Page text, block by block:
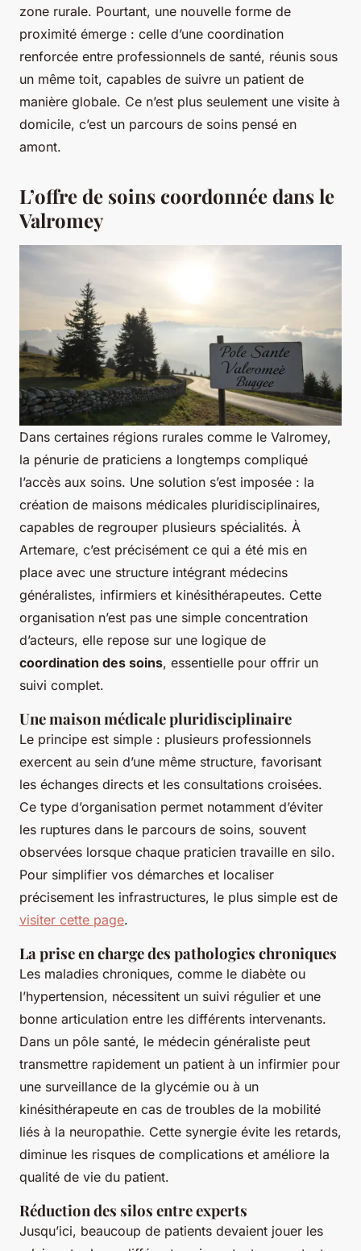
zone rurale. Pourtant, une nouvelle forme de
proximité émerge : celle d’une coordination
renforcée entre professionnels de santé, réunis sous
un même toit, capables de suivre un patient de
manière globale. Ce n’est plus seulement une visite à
domicile, c’est un parcours de soins pensé en
amont.
L’offre de soins coordonnée dans le
Valromey
Dans certaines régions rurales comme le Valromey,
la pénurie de praticiens a longtemps compliqué
l’accès aux soins. Une solution s’est imposée : la
création de maisons médicales pluridisciplinaires,
capables de regrouper plusieurs spécialités. À
Artemare, c’est précisément ce qui a été mis en
place avec une structure intégrant médecins
généralistes, infirmiers et kinésithérapeutes. Cette
organisation n’est pas une simple concentration
d’acteurs, elle repose sur une logique de
coordination des soins, essentielle pour offrir un
suivi complet.
Une maison médicale pluridisciplinaire
Le principe est simple : plusieurs professionnels
exercent au sein d’une même structure, favorisant
les échanges directs et les consultations croisées.
Ce type d’organisation permet notamment d’éviter
les ruptures dans le parcours de soins, souvent
observées lorsque chaque praticien travaille en silo.
Pour simplifier vos démarches et localiser
précisement les infrastructures, le plus simple est de
visiter cette page.
La prise en charge des pathologies chroniques
Les maladies chroniques, comme le diabète ou
l’hypertension, nécessitent un suivi régulier et une
bonne articulation entre les différents intervenants.
Dans un pôle santé, le médecin généraliste peut
transmettre rapidement un patient à un infirmier pour
une surveillance de la glycémie ou à un
kinésithérapeute en cas de troubles de la mobilité
liés à la neuropathie. Cette synergie évite les retards,
diminue les risques de complications et améliore la
qualité de vie du patient.
Réduction des silos entre experts
Jusqu’ici, beaucoup de patients devaient jouer les